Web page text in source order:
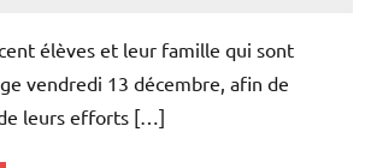
élèves et leur famille qui sont
vendredi 13 décembre, afin de
leurs efforts […]